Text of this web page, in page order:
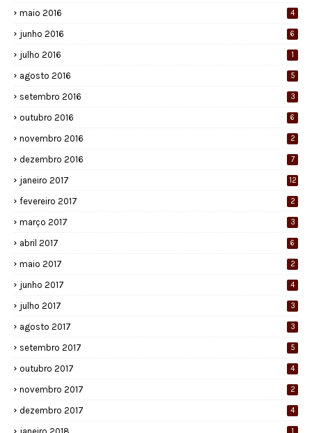
maio 2016 4
junho 2016 6
julho 2016 1
agosto 2016 5
setembro 2016 3
outubro 2016 6
novembro 2016 2
dezembro 2016 7
janeiro 2017 12
fevereiro 2017 2
março 2017 3
abril 2017 6
maio 2017 2
junho 2017 4
julho 2017 3
agosto 2017 3
setembro 2017 5
outubro 2017 4
novembro 2017 2
dezembro 2017 4